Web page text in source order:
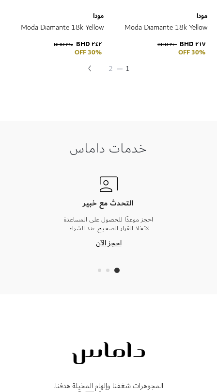
مودا
Moda Diamante 18k Yellow
٢١٧ BHD ٣١٠ BHD
30% OFF
مودا
Moda Diamante 18k Yellow
٢٤٢ BHD ٣٤٥ BHD
30% OFF
حقيبة
حاليا
1 حقيبة
2
خدمات داماس
التحدث مع خبير
احجز موعدًا للحصول على المساعدة
لاتخاذ القرار الصحيح عند الشراء.
احجز الآن
المجوهرات شغفنا وإلهام المخيلة هدفنا.